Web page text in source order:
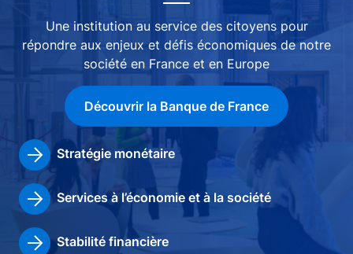
Une institution au service des citoyens pour
répondre aux enjeux et défis économiques de notre
société en France et en Europe
Découvrir la Banque de France
Stratégie monétaire
Services à l’économie et à la société
Stabilité financière